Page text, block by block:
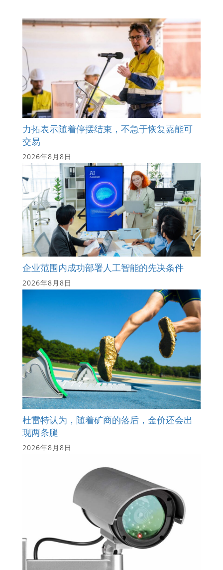
力拓表示随着停摆结束，不急于恢复嘉能可
交易
2026年8月8日
企业范围内成功部署人工智能的先决条件
2026年8月8日
杜雷特认为，随着矿商的落后，金价还会出
现两条腿
2026年8月8日